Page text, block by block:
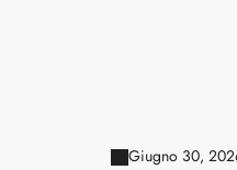
Giugno 30,